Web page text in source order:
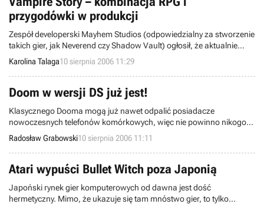
przygodówki w produkcji
Zespół developerski Mayhem Studios (odpowiedzialny za stworzenie
takich gier, jak Neverend czy Shadow Vault) ogłosił, że aktualnie
pracuje nad nowym projektem, którego tytuł będzie brzmieć Vampire
Story (prosimy nie mylić z A Vampyre Story).
Karolina Talaga10 sierpnia 2006 11:29
Doom w wersji DS już jest!
Klasycznego Dooma mogą już nawet odpalić posiadacze
nowoczesnych telefonów komórkowych, więc nie powinno nikogo
dziwić, że spróbowano przenieść tę legendarną strzelaninę na
platformę Nintendo DS. Efektem tych starań jest pierwsza edycja
DSDoom, czyli specjalnej konwersji, przygotowanej przez duet
TheChuckster i WinterMute.
Radosław Grabowski10 sierpnia 2006 11:11
Atari wypuści Bullet Witch poza Japonią
Japoński rynek gier komputerowych od dawna jest dość
hermetyczny. Mimo, że ukazuje się tam mnóstwo gier, to tylko